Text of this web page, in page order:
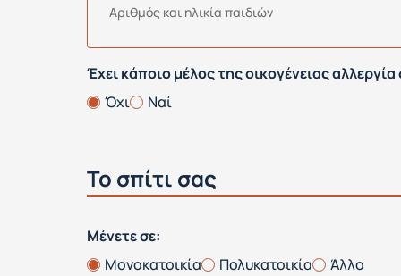
Αριθμός και ηλικία παιδιών
Έχει κάποιο μέλος της οικογένειας
Όχι
Ναί
Το σπίτι σας
Μένετε σε:
Μονοκατοικία
Πολυκατοικία Άλλο